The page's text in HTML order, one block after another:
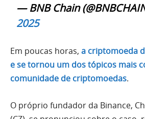
— BNB Chain
2025
Em poucas horas, a criptomoeda
e se tornou um dos tópicos mais
comunidade de criptomoedas.
O próprio fundador da Binance,